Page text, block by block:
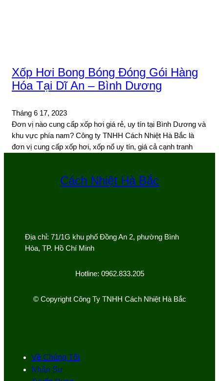
Xốp Hơi Bong Bóng Đóng Gói Hàng
Hóa Tại Dĩ An – Bình Dương
Tháng 6 17, 2023
Đơn vị nào cung cấp xốp hơi giá rẻ, uy tín tại Bình Dương và
khu vực phía nam? Công ty TNHH Cách Nhiệt Hà Bắc là
đơn vị cung cấp xốp hơi, xốp nổ uy tín, giá cả cạnh tranh
Cách Nhiệt Hà Bắc
Địa chỉ: 71/1G khu phố Đồng An 2, phường Bình
Hòa, TP. Hồ Chí Minh
Hotline: 0962.833.205
© Copyright Công Ty TNHH Cách Nhiệt Hà Bắc
Về Chúng Tôi
Nhân Sự